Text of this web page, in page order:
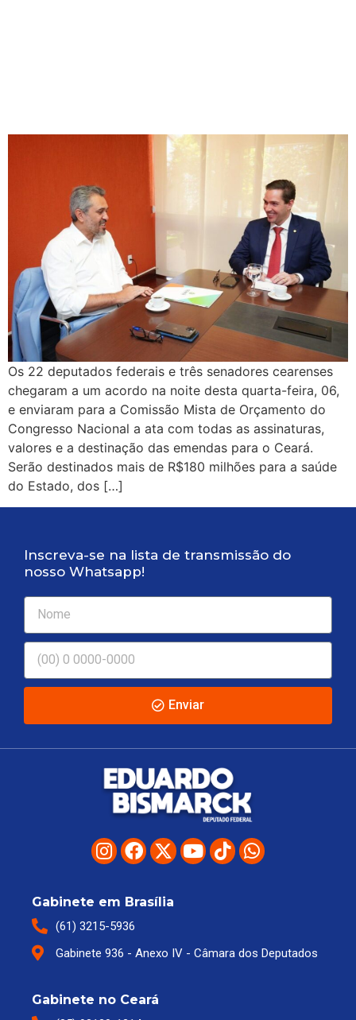
Os 22 deputados federais e três senadores cearenses
chegaram a um acordo na noite desta quarta-feira, 06,
e enviaram para a Comissão Mista de Orçamento do
Congresso Nacional a ata com todas as assinaturas,
valores e a destinação das emendas para o Ceará.
Serão destinados mais de R$180 milhões para a saúde
do Estado, dos […]
Inscreva-se na lista de transmissão do
nosso Whatsapp!
Enviar
Gabinete em Brasília
(61) 3215-5936
Gabinete 936 - Anexo IV - Câmara dos Deputados
Gabinete no Ceará